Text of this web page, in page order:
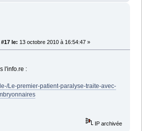
le: 13 octobre 2010 à 16:54:47 »
l'info.re :
Le-premier-patient-paralyse-traite-avec-
IP archivée